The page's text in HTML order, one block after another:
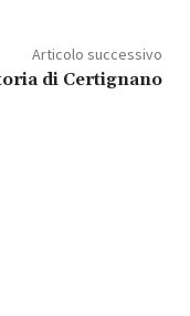
Articolo successivo
di Certignano